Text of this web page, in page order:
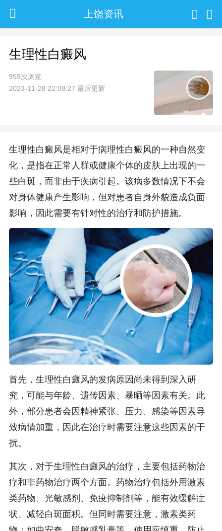
上饶资讯
生理性白癜风
959次浏览
2023-11-28 22:08:27 最后更新
生理性白癜风是相对于病理性白癜风的一种自然变
化，是指在正常人群或健康个体的皮肤上出现的一
些白斑，而非由于疾病引起。该病多数情况下不会
对身体健康产生影响，但对患者自身外貌造成负面
影响，因此需要有针对性的治疗和防护措施。
首先，生理性白癜风的发病原因尚未得到深入研
究，可能与年龄、遗传因素、暴晒等因素有关。此
外，部分患者会因精神紧张、压力、感染等因素导
致病情加重，因此在治疗时需要注意这些因素的干
扰。
其次，对于生理性白癜风的治疗，主要包括药物治
疗和非药物治疗两个方面。药物治疗包括外用激素
类药物、光敏感剂、免疫抑制剂等，能有效缓解症
状、减轻白斑面积。但同时需要注意，激素类药